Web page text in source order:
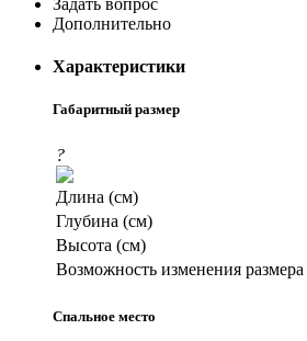
Дополнительно
Характеристики
Габаритный размер
?
Длина (см)
Глубина (см)
Высота (см)
Возможность изменения размера
Спальное место